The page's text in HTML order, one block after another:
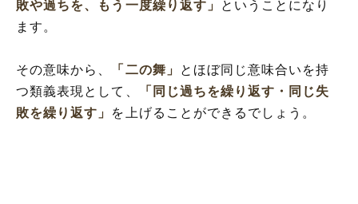
敗や過ちを、もう一度繰り返す」
ということになり
ます。
その意味から、 「二の舞」
とほぼ同じ意味合いを持
つ類義表現として、
「同じ過ちを繰り返す・同じ失
敗を繰り返す」 を上げることができるでしょう。